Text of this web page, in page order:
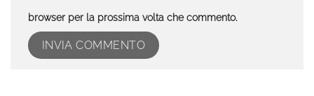
browser per la prossima volta che commento.